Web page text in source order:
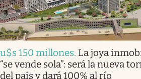
u$s 150 millones. La joya
“se vende sola”: será la nueva
del país y dará 100% al río